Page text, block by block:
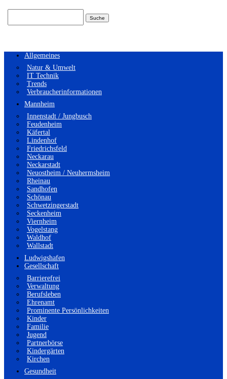
Allgemeines
Natur & Umwelt
IT Technik
Trends
Verbraucherinformationen
Mannheim
Innenstadt / Jungbusch
Feudenheim
Käfertal
Lindenhof
Friedrichsfeld
Neckarau
Neckarstadt
Neuostheim / Neuhermsheim
Rheinau
Sandhofen
Schönau
Schwetzingerstadt
Seckenheim
Viernheim
Vogelstang
Waldhof
Wallstadt
Ludwigshafen
Gesellschaft
Barrierefrei
Verwaltung
Berufsleben
Ehrenamt
Prominente Persönlichkeiten
Kinder
Familie
Jugend
Partnerbörse
Kindergärten
Kirchen
Gesundheit